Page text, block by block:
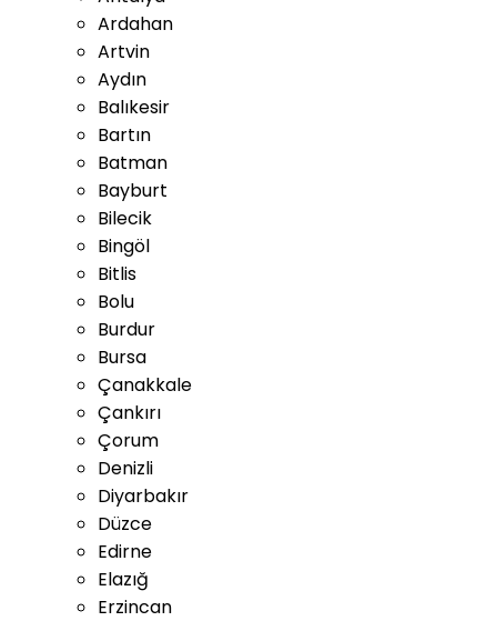
Ardahan
Artvin
Aydın
Balıkesir
Bartın
Batman
Bayburt
Bilecik
Bingöl
Bitlis
Bolu
Burdur
Bursa
Çanakkale
Çankırı
Çorum
Denizli
Diyarbakır
Düzce
Edirne
Elazığ
Erzincan